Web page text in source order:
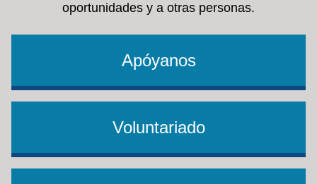
oportunidades y a otras personas.
Apóyanos
Voluntariado